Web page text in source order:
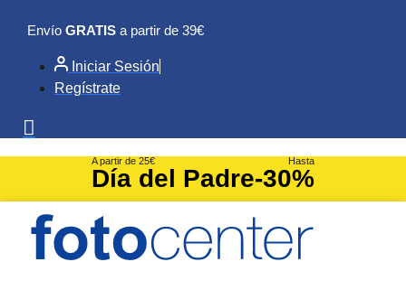
contenido
Envío GRATIS a partir de 39€
Iniciar Sesión
Regístrate
A partir de 25€
Día del Padre
Hasta
-30%